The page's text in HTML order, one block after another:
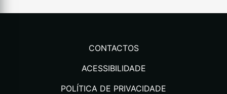
CONTACTOS
ACESSIBILIDADE
POLÍTICA DE PRIVACIDADE